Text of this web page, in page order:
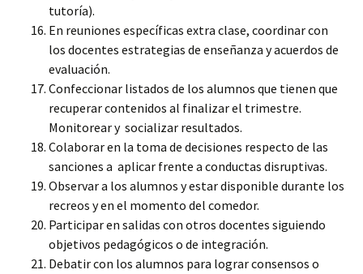
tutoría).
En reuniones específicas extra clase, coordinar con
los docentes estrategias de enseñanza y acuerdos de
evaluación.
Confeccionar listados de los alumnos que tienen que
recuperar contenidos al finalizar el trimestre.
Monitorear y socializar resultados.
Colaborar en la toma de decisiones respecto de las
sanciones a aplicar frente a conductas disruptivas.
Observar a los alumnos y estar disponible durante los
recreos y en el momento del comedor.
Participar en salidas con otros docentes siguiendo
objetivos pedagógicos o de integración.
Debatir con los alumnos para lograr consensos o